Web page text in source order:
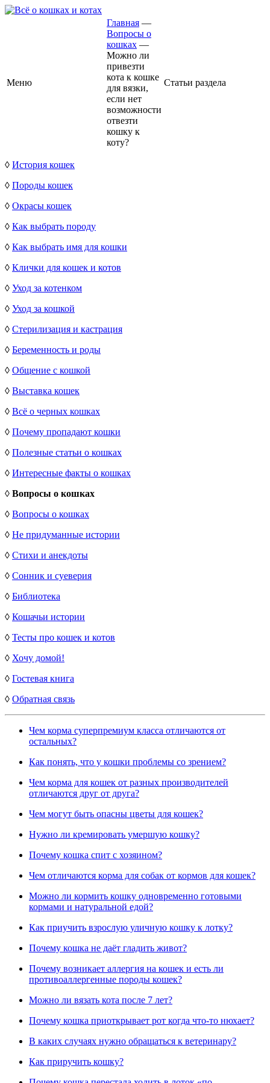
Меню
Главная —
Вопросы о
кошках —
Можно ли
привезти
кота к кошке
для вязки,
если нет
возможности
отвезти
кошку к
коту?
Статьи раздела
◊ История кошек
◊ Породы кошек
◊ Окрасы кошек
◊ Как выбрать породу
◊ Как выбрать имя для кошки
◊ Клички для кошек и котов
◊ Уход за котенком
◊ Уход за кошкой
◊ Стерилизация и кастрация
◊ Беременность и роды
◊ Общение с кошкой
◊ Выставка кошек
◊ Всё о черных кошках
◊ Почему пропадают кошки
◊ Полезные статьи о кошках
◊ Интересные факты о кошках
◊ Вопросы о кошках
◊ Вопросы о кошках
◊ Не придуманные истории
◊ Стихи и анекдоты
◊ Сонник и суеверия
◊ Библиотека
◊ Кошачьи истории
◊ Тесты про кошек и котов
◊ Хочу домой!
◊ Гостевая книга
◊ Обратная связь
Чем корма суперпремиум класса отличаются от
остальных?
Как понять, что у кошки проблемы со зрением?
Чем корма для кошек от разных производителей
отличаются друг от друга?
Чем могут быть опасны цветы для кошек?
Нужно ли кремировать умершую кошку?
Почему кошка спит с хозяином?
Чем отличаются корма для собак от кормов для кошек?
Можно ли кормить кошку одновременно готовыми
кормами и натуральной едой?
Как приучить взрослую уличную кошку к лотку?
Почему кошка не даёт гладить живот?
Почему возникает аллергия на кошек и есть ли
противоаллергенные породы кошек?
Можно ли вязать кота после 7 лет?
Почему кошка приоткрывает рот когда что-то нюхает?
В каких случаях нужно обращаться к ветеринару?
Как приручить кошку?